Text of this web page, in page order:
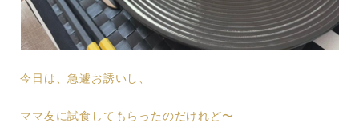
今日は、急遽お誘いし、
ママ友に試食してもらったのだけれど〜